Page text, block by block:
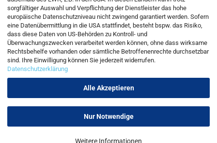
sorgfältiger Auswahl und Verpflichtung der Dienstleister das hohe
europäische Datenschutzniveau nicht zwingend garantiert werden. Sofern
eine Datenübermittlung in die USA stattfindet, besteht bspw. das Risiko,
dass diese Daten von US-Behörden zu Kontroll- und
Überwachungszwecken verarbeitet werden können, ohne dass wirksame
Rechtsbehelfe vorhanden oder sämtliche Betroffenenrechte durchsetzbar
sind. Ihre Einwilligung können Sie jederzeit widerrufen.
Datenschutzerklärung
Alle Akzeptieren
Nur Notwendige
Weitere Informationen
0800 5892815
Callback Service
Kontaktformular